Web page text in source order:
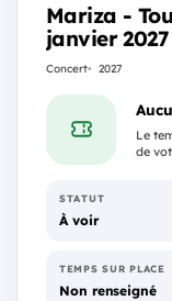
Mariza -
janvier 2027
Concert 2027
Le
de
STATUT
À voir
TEMPS SUR PLACE
Non renseigné